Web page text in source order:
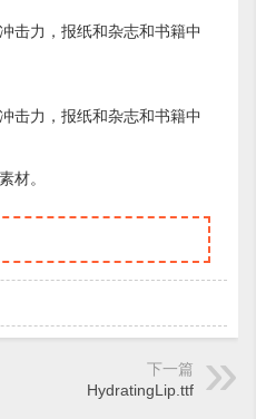
击力，报纸和杂志和书籍中
击力，报纸和杂志和书籍中
材。
下一篇
HydratingLip.ttf